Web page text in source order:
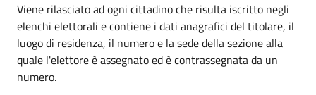
Viene rilasciato ad ogni cittadino che risulta iscritto negli
elenchi elettorali e contiene i dati anagrafici del titolare, il
luogo di residenza, il numero e la sede della sezione alla
quale l'elettore è assegnato ed è contrassegnata da un
numero.